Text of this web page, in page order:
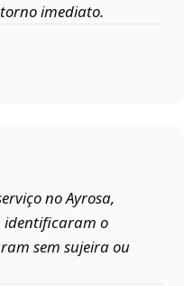
imediato.
no Ayrosa,
identificaram o
sem sujeira ou